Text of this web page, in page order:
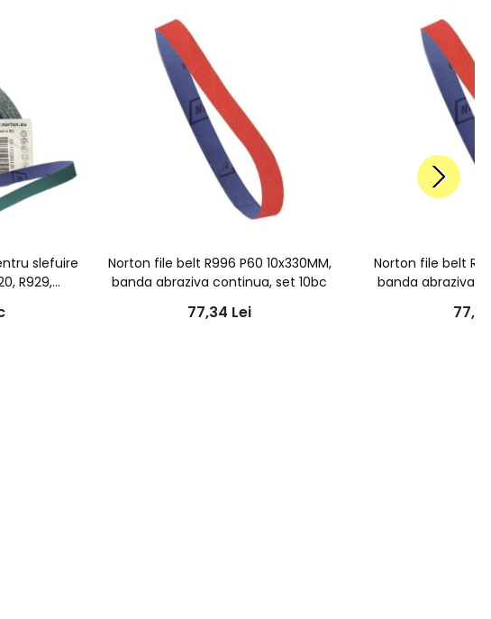
slefuire
R929,
Norton file belt R996 P60 10x330MM,
banda abraziva continua, set 10bc
77,34 Lei
Norton file belt
banda abraziva